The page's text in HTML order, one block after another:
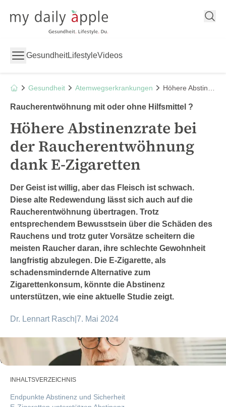
My Daily Apple
GesundheitLifestyleVideos
Gesundheit Atemwegserkrankungen
Raucherentwöhnung mit oder ohne Hilfsmittel ?
Höhere Abstinenzrate bei
der Raucherentwöhnung
dank E-Zigaretten
Der Geist ist willig, aber das Fleisch ist schwach.
Diese alte Redewendung lässt sich auch auf die
Raucherentwöhnung übertragen. Trotz
entsprechendem Bewusstsein über die Schäden des
Rauchens und trotz guter Vorsätze scheitern die
meisten Raucher daran, ihre schlechte Gewohnheit
langfristig abzulegen. Die E-Zigarette, als
schadensmindernde Alternative zum
Zigarettenkonsum, könnte die Abstinenz
unterstützen, wie eine aktuelle Studie zeigt.
Dr. Lennart Rasch 7. Mai 2024
Die E-Zigarette könnte den Erfolg von Rauchentwöhnungen
verbessern.
INHALTSVERZEICHNIS
Endpunkte Abstinenz und Sicherheit